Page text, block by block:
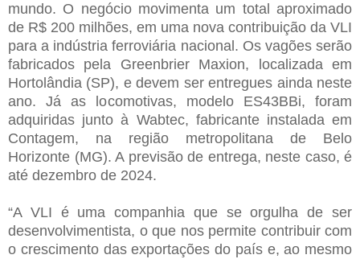
mundo. O negócio movimenta um total aproximado
de R$ 200 milhões, em uma nova contribuição da VLI
para a indústria ferroviária nacional. Os vagões serão
fabricados pela Greenbrier Maxion, localizada em
Hortolândia (SP), e devem ser entregues ainda neste
ano. Já as locomotivas, modelo ES43BBi, foram
adquiridas junto à Wabtec, fabricante instalada em
Contagem, na região metropolitana de Belo
Horizonte (MG). A previsão de entrega, neste caso, é
até dezembro de 2024.
“A VLI é uma companhia que se orgulha de ser
desenvolvimentista, o que nos permite contribuir com
o crescimento das exportações do país e, ao mesmo